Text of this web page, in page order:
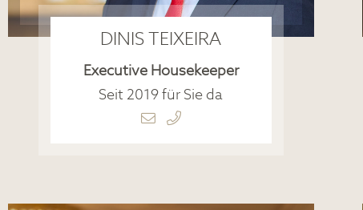
DINIS TEIXEIRA
Executive Housekeeper
Seit 2019 für Sie da